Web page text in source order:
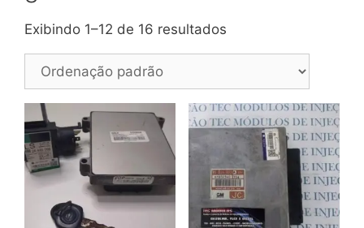
Exibindo 1–12 de 16 resultados